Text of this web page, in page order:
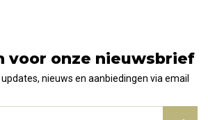
voor onze nieuwsbrief
nieuws en aanbiedingen via email